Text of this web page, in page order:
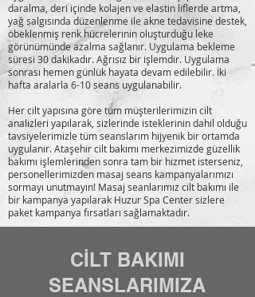
daralma, deri içinde kolajen ve elastin liflerde artma,
yağ salgısında düzenlenme ile akne tedavisine destek,
öbeklenmiş renk hücrelerinin oluşturduğu leke
görünümünde azalma sağlanır. Uygulama bekleme
süresi 30 dakikadır. Ağrısız bir işlemdir. Uygulama
sonrası hemen günlük hayata devam edilebilir. İki
hafta aralarla 6-10 seans uygulanabilir.
Her cilt yapısına göre tüm müşterilerimizin cilt
analizleri yapılarak, sizlerinde isteklerinin dahil olduğu
tavsiyelerimizle tüm seanslarım hijyenik bir ortamda
uygulanır. Ataşehir cilt bakımı merkezimizde güzellik
bakımı işlemlerinden sonra tam bir hizmet isterseniz,
personellerimizden masaj seans kampanyalarımızı
sormayı unutmayın! Masaj seanlarımız cilt bakımı ile
bir kampanya yapılarak Huzur Spa Center sizlere
paket kampanya fırsatları sağlamaktadır.
CİLT BAKIMI
SEANSLARIMIZA